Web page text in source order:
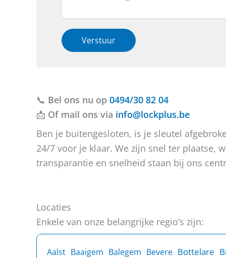
*
e
g
e
h
e
g
n
?
c
i
e
c
t
Verstuur
📞 Bel ons nu op 0494/30 82 04
📩 Of mail ons via info@lockplus.be
Ben je buitengesloten, is je sleutel
24/7 voor je klaar. We zijn snel ter plaatse,
transparantie en snelheid staan bij ons
Locaties
Enkele van onze belangrijke regio’s zijn:
Aalst Baaigem Balegem Bevere Bottelare